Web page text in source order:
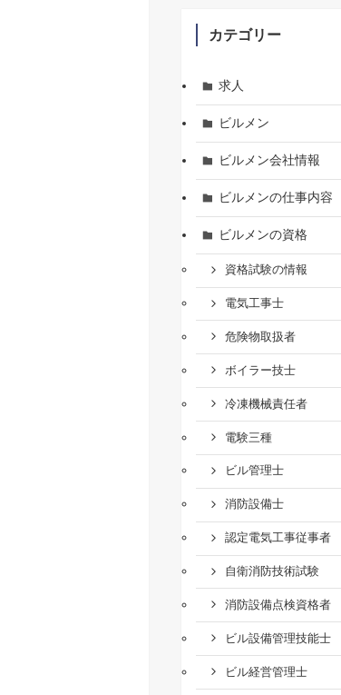
カテゴリー
求人
ビルメン
ビルメン会社情報
ビルメンの仕事内容
ビルメンの資格
資格試験の情報
電気工事士
危険物取扱者
ボイラー技士
冷凍機械責任者
電験三種
ビル管理士
消防設備士
認定電気工事従事者
自衛消防技術試験
消防設備点検資格者
ビル設備管理技能士
ビル経営管理士